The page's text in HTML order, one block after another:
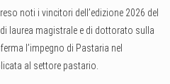
noti i vincitori dell’edizione 2026 del
laurea magistrale e di dottorato sulla
l’impegno di Pastaria nel
al settore pastario.